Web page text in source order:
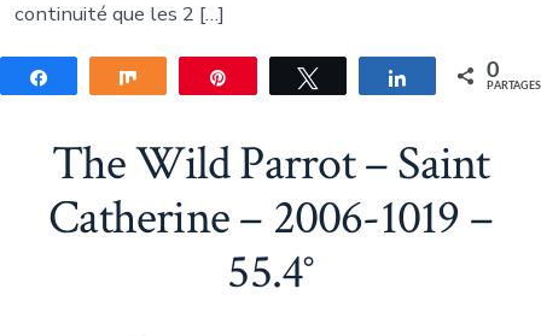
continuité que les 2 […]
Partagez Partagez Tweetez Partagez 0
PARTAGES
The Wild Parrot – Saint
Catherine – 2006-1019 –
55.4°